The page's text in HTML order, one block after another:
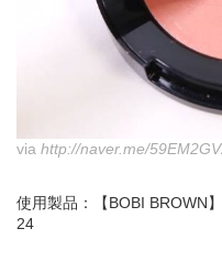
via http://naver.me/
使用製品：【BOBI BROWN
24